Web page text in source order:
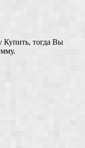
Купить, тогда Вы